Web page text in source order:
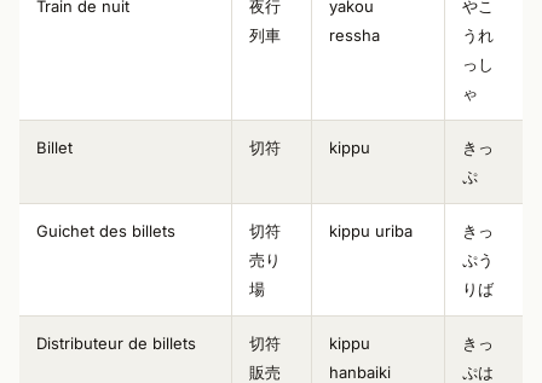
Train de nuit
夜行
列車
yakou
ressha
やこ
うれ
っし
ゃ
Billet 切符 kippu
きっ
ぷ
Guichet des billets
切符
売り
場
kippu uriba
きっ
ぷう
りば
Distributeur de billets
切符
販売
kippu
hanbaiki
きっ
ぷは